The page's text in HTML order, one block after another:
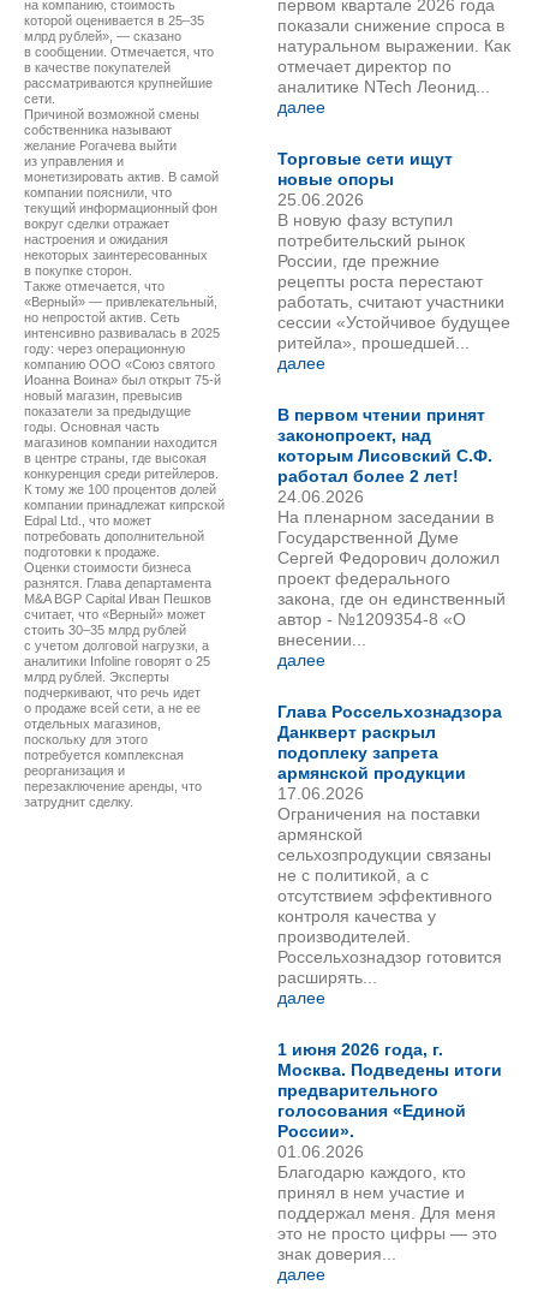
на компанию, стоимость
которой оценивается в 25–35
млрд рублей», — сказано
в сообщении. Отмечается, что
в качестве покупателей
рассматриваются крупнейшие
сети.
Причиной возможной смены
собственника называют
желание Рогачева выйти
из управления и
монетизировать актив. В самой
компании пояснили, что
текущий информационный фон
вокруг сделки отражает
настроения и ожидания
некоторых заинтересованных
в покупке сторон.
Также отмечается, что
«Верный» — привлекательный,
но непростой актив. Сеть
интенсивно развивалась в 2025
году: через операционную
компанию ООО «Союз святого
Иоанна Воина» был открыт 75-й
новый магазин, превысив
показатели за предыдущие
годы. Основная часть
магазинов компании находится
в центре страны, где высокая
конкуренция среди ритейлеров.
К тому же 100 процентов долей
компании принадлежат кипрской
Edpal Ltd., что может
потребовать дополнительной
подготовки к продаже.
Оценки стоимости бизнеса
разнятся. Глава департамента
M&A BGP Capital Иван Пешков
считает, что «Верный» может
стоить 30–35 млрд рублей
с учетом долговой нагрузки, а
аналитики Infoline говорят о 25
млрд рублей. Эксперты
подчеркивают, что речь идет
о продаже всей сети, а не ее
отдельных магазинов,
поскольку для этого
потребуется комплексная
реорганизация и
перезаключение аренды, что
затруднит сделку.
первом квартале 2026 года
показали снижение спроса в
натуральном выражении. Как
отмечает директор по
аналитике NTech Леонид...
далее
Торговые сети ищут
новые опоры
25.06.2026
В новую фазу вступил
потребительский рынок
России, где прежние
рецепты роста перестают
работать, считают участники
сессии «Устойчивое будущее
ритейла», прошедшей...
далее
В первом чтении принят
законопроект, над
которым Лисовский С.Ф.
работал более 2 лет!
24.06.2026
На пленарном заседании в
Государственной Думе
Сергей Федорович доложил
проект федерального
закона, где он единственный
автор - №1209354-8 «О
внесении...
далее
Глава Россельхознадзора
Данкверт раскрыл
подоплеку запрета
армянской продукции
17.06.2026
Ограничения на поставки
армянской
сельхозпродукции связаны
не с политикой, а с
отсутствием эффективного
контроля качества у
производителей.
Россельхознадзор готовится
расширять...
далее
1 июня 2026 года, г.
Москва. Подведены итоги
предварительного
голосования «Единой
России».
01.06.2026
Благодарю каждого, кто
принял в нем участие и
поддержал меня. Для меня
это не просто цифры — это
знак доверия...
далее